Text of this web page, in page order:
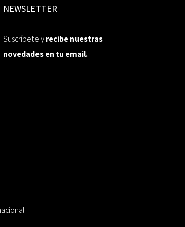
NEWSLETTER
Suscríbete yrecibe nuestras
novedades en tu email.